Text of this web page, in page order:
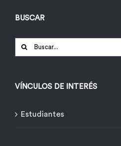
BUSCAR
Buscar:
VÍNCULOS DE INTERÉS
Estudiantes